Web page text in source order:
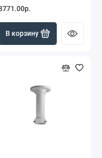
В корзину